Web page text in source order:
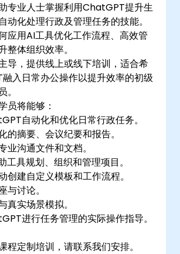
专业人士掌握利用ChatGPT提升生
动化处理行政及管理任务的技能。
应用AI工具优化工作流程、高效管
整体组织效率。
导，提供线上或线下培训，适合希
入日常办公操作以提升效率的初级
员将能够：
自动化和优化日常行政任务。
的摘要、会议纪要和报告。
业沟通文件和文档。
工具规划、组织和管理项目。
创建自定义模板和工作流程。
与讨论。
真实场景模拟。
进行任务管理的实际操作指导。
程定制培训，请联系我们安排。